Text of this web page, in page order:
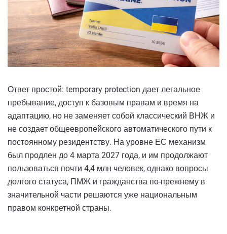
Ответ простой: temporary protection дает легальное
пребывание, доступ к базовым правам и время на
адаптацию, но не заменяет собой классический ВНЖ и
не создает общеевропейского автоматического пути к
постоянному резидентству. На уровне ЕС механизм
был продлен до 4 марта 2027 года, и им продолжают
пользоваться почти 4,4 млн человек, однако вопросы
долгого статуса, ПМЖ и гражданства по-прежнему в
значительной части решаются уже национальным
правом конкретной страны.